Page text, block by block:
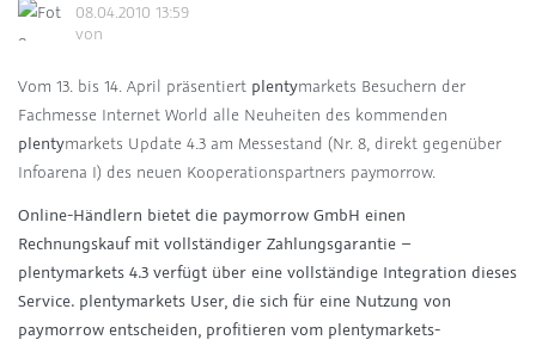
08.04.2010 13:59
von
Vom 13. bis 14. April präsentiert plentymarkets Besuchern der
Fachmesse Internet World alle Neuheiten des kommenden
plentymarkets Update 4.3 am Messestand (Nr. 8, direkt gegenüber
Infoarena I) des neuen Kooperationspartners paymorrow.
Online-Händlern bietet die paymorrow GmbH einen
Rechnungskauf mit vollständiger Zahlungsgarantie –
plentymarkets 4.3 verfügt über eine vollständige Integration dieses
Service. plentymarkets User, die sich für eine Nutzung von
paymorrow entscheiden, profitieren vom plentymarkets-